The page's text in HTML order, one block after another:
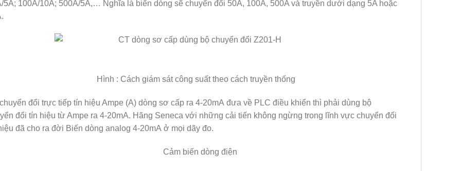
5A; 100A/10A; 500A/5A,… Nghĩa là biến dòng sẽ chuyển đổi 50A, 100A, 500A và truyền dưới dạng 5A hoặc
Hình : Cách giám sát công suất theo cách truyền thống
đổi trực tiếp tín hiệu Ampe (A) dòng sơ cấp ra 4-20mA đưa về PLC điều khiển thì phải dùng bộ
đổi tín hiệu từ Ampe ra 4-20mA. Hãng Seneca với những cải tiến không ngừng trong lĩnh vực chuyển đổi
đã cho ra đời Biến dòng analog 4-20mA ở mọi dãy đo.